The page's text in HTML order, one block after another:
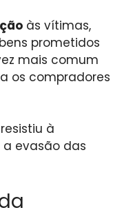
às vítimas,
prometidos
mais comum
os compradores
à
evasão das